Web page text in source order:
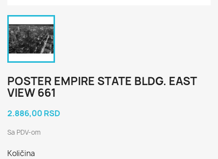
POSTER EMPIRE STATE BLDG. EAST
VIEW 661
2.886,00 RSD
Sa PDV-om
Količina